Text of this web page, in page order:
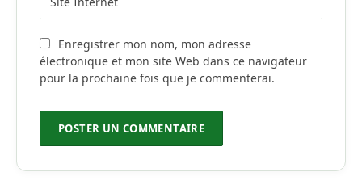
Enregistrer mon nom, mon adresse
électronique et mon site Web dans ce navigateur
pour la prochaine fois que je commenterai.